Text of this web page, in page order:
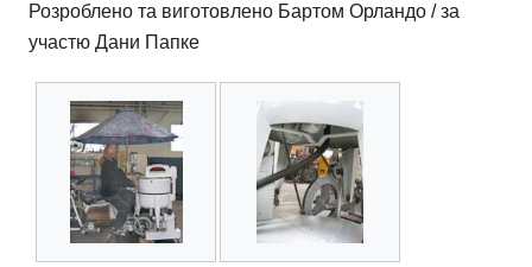
Розроблено та виготовлено Бартом Орландо / за
участю Дани Папке